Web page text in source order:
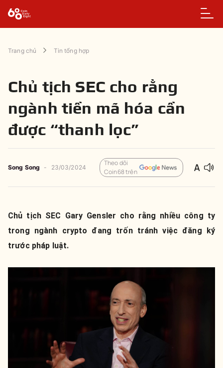
Trang chủ Tin tổng hợp
Chủ tịch SEC cho rằng
ngành tiền mã hóa cần
được “thanh lọc”
Song Song - 23/03/2024
Theo dõi
Coin68 trên
Chủ tịch SEC Gary Gensler cho rằng nhiều công ty
trong ngành crypto đang trốn tránh việc đăng ký
trước pháp luật.